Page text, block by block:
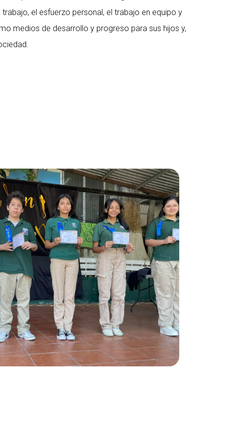
el esfuerzo personal, el trabajo en equipo y
medios de desarrollo y progreso para sus hijos y,